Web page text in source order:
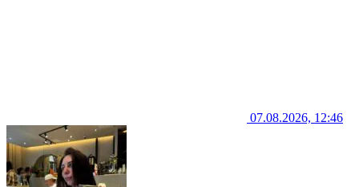
07.08.2026, 12:46